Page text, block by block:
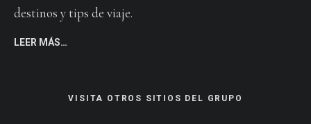
destinos y tips de viaje.
LEER MÁS…
VISITA OTROS SITIOS DEL GRUPO